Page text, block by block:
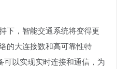
下，智能交通系统将变得更
的大连接数和高可靠性特
可以实现实时连接和通信，为